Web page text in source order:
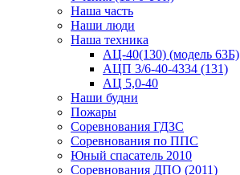
Наша часть
Наши люди
Наша техника
АЦ-40(130) (модель 63Б)
АЦП 3/6-40-4334 (131)
АЦ 5,0-40
Наши будни
Пожары
Соревнования ГДЗС
Соревнования по ППС
Юный спасатель 2010
Соревнования ДПО (2011)